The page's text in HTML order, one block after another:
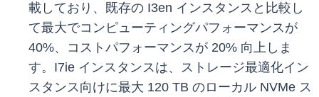
載しており、既存の I3en インスタンスと比較し
て最大でコンピューティングパフォーマンスが
40%、コストパフォーマンスが 20% 向上しま
す。I7ie インスタンスは、ストレージ最適化イン
スタンス向けに最大 120 TB のローカル NVMe ス